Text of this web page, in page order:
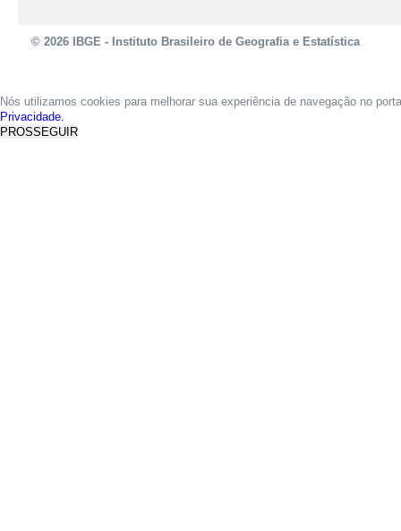
© 2026 IBGE - Instituto Brasileiro de Geografia e Estatística
Nós utilizamos cookies para melhorar sua experiência de navegação no
Privacidade.
PROSSEGUIR